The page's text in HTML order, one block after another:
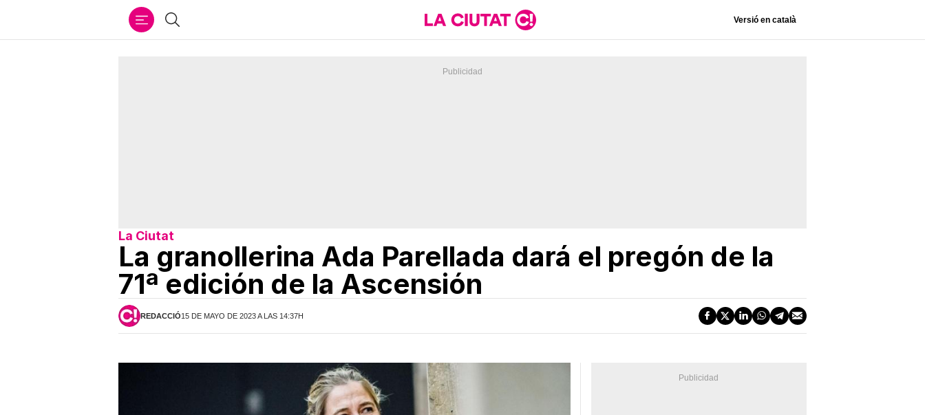
Buscar Versió en català
La Ciutat
La granollerina Ada Parellada dará el pregón de la
71ª edición de la Ascensión
REDACCIÓ15 DE MAYO DE 2023 A LAS 14:37H